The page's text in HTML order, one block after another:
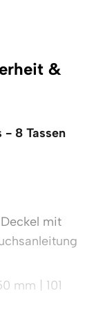
&
- 8 Tassen
mit
mm | 101